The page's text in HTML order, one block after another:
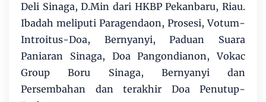
Deli Sinaga, D.Min dari HKBP Pekanbaru, Riau.
Ibadah meliputi Paragendaon, Prosesi, Votum-
Introitus-Doa, Bernyanyi, Paduan Suara
Paniaran Sinaga, Doa Pangondianon, Vokac
Group Boru Sinaga, Bernyanyi dan
Persembahan dan terakhir Doa Penutup-